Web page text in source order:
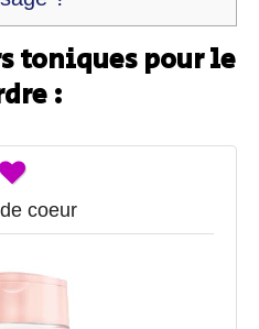
toniques pour le
:
coeur